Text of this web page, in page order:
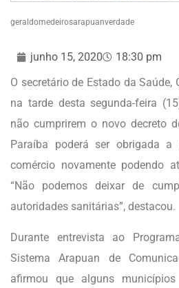
geraldomedeirosarapuanverdade
junho 15, 2020
18:30 pm
O secretário de Estado da Saúde,
na tarde desta segunda-feira
não cumprirem o novo decreto
Paraíba poderá ser obrigada
comércio novamente podendo
“Não podemos deixar de
autoridades sanitárias”, destacou.
Durante entrevista ao
Sistema Arapuan de
afirmou que alguns